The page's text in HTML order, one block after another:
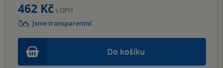
Do košíku
462 Kč s DPH
Jsme transparentní